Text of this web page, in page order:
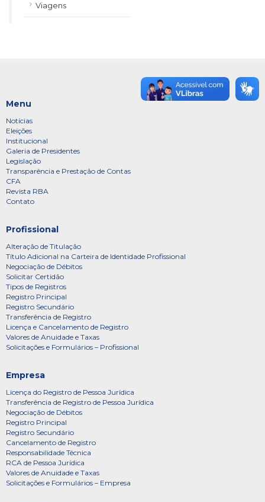
Viagens
Menu
Notícias
Eleições
Institucional
Galeria de Presidentes
Legislação
Transparência e Prestação de Contas
CFA
Revista RBA
Contato
Profissional
Alteração de Titulação
Título Adicional na Carteira de Identidade Profissional
Negociação de Débitos
Solicitar Certidão
Tipos de Registros
Registro Principal
Registro Secundário
Transferência de Registro
Licença e Cancelamento de Registro
Valores de Anuidade e Taxas
Solicitações e Formulários – Profissional
Empresa
Licença do Registro de Pessoa Jurídica
Transferência de Registro de Pessoa Jurídica
Negociação de Débitos
Registro Principal
Registro Secundário
Cancelamento de Registro
Responsabilidade Técnica
RCA de Pessoa Jurídica
Valores de Anuidade e Taxas
Solicitações e Formulários – Empresa